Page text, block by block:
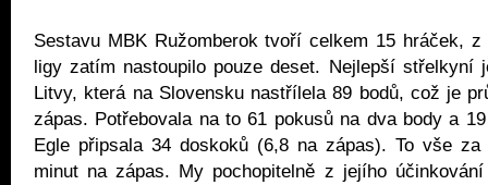
Sestavu MBK Ružomberok tvoří celkem 15 hráček,
ligy zatím nastoupilo pouze deset. Nejlepší střelkyní
Litvy, která na Slovensku nastřílela 89 bodů, což je
zápas. Potřebovala na to 61 pokusů na dva body a
Egle připsala 34 doskoků (6,8 na zápas). To vše za
minut na zápas. My pochopitelně z jejího